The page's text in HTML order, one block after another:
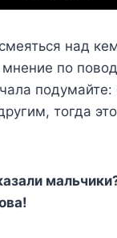
над
мнение по
подумайте:
тогда